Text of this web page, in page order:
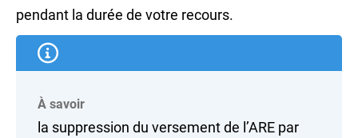
pendant la durée de votre recours.
À savoir
la suppression du versement de l’ARE par